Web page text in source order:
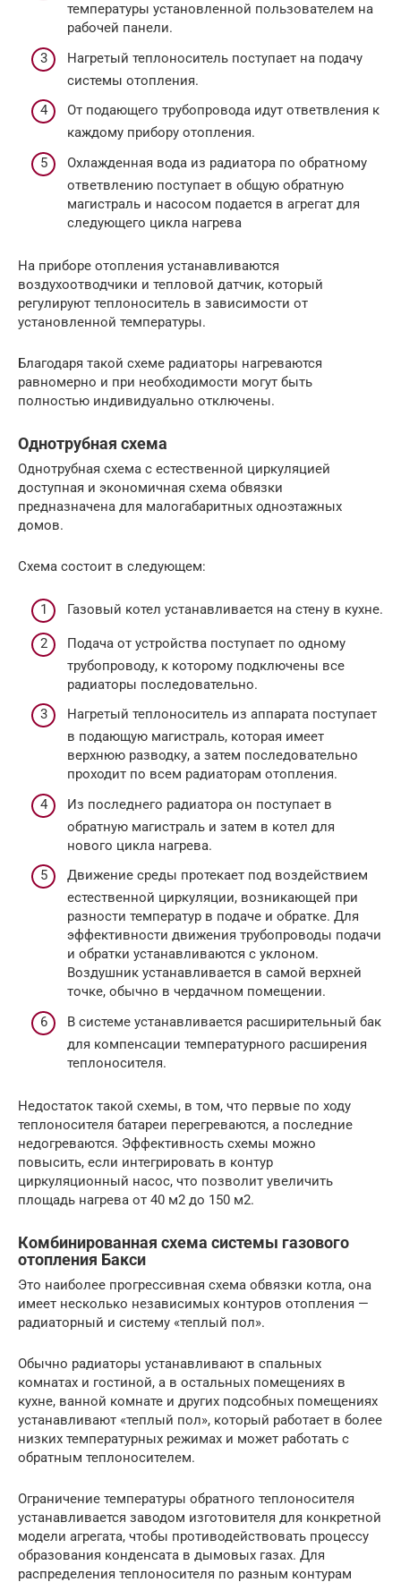
температуры установленной пользователем на
рабочей панели.
Нагретый теплоноситель поступает на подачу
системы отопления.
От подающего трубопровода идут ответвления к
каждому прибору отопления.
Охлажденная вода из радиатора по обратному
ответвлению поступает в общую обратную
магистраль и насосом подается в агрегат для
следующего цикла нагрева
На приборе отопления устанавливаются
воздухоотводчики и тепловой датчик, который
регулируют теплоноситель в зависимости от
установленной температуры.
Благодаря такой схеме радиаторы нагреваются
равномерно и при необходимости могут быть
полностью индивидуально отключены.
Однотрубная схема
Однотрубная схема с естественной циркуляцией
доступная и экономичная схема обвязки
предназначена для малогабаритных одноэтажных
домов.
Схема состоит в следующем:
Газовый котел устанавливается на стену в кухне.
Подача от устройства поступает по одному
трубопроводу, к которому подключены все
радиаторы последовательно.
Нагретый теплоноситель из аппарата поступает
в подающую магистраль, которая имеет
верхнюю разводку, а затем последовательно
проходит по всем радиаторам отопления.
Из последнего радиатора он поступает в
обратную магистраль и затем в котел для
нового цикла нагрева.
Движение среды протекает под воздействием
естественной циркуляции, возникающей при
разности температур в подаче и обратке. Для
эффективности движения трубопроводы подачи
и обратки устанавливаются с уклоном.
Воздушник устанавливается в самой верхней
точке, обычно в чердачном помещении.
В системе устанавливается расширительный бак
для компенсации температурного расширения
теплоносителя.
Недостаток такой схемы, в том, что первые по ходу
теплоносителя батареи перегреваются, а последние
недогреваются. Эффективность схемы можно
повысить, если интегрировать в контур
циркуляционный насос, что позволит увеличить
площадь нагрева от 40 м2 до 150 м2.
Комбинированная схема системы газового
отопления Бакси
Это наиболее прогрессивная схема обвязки котла, она
имеет несколько независимых контуров отопления —
радиаторный и систему «теплый пол».
Обычно радиаторы устанавливают в спальных
комнатах и гостиной, а в остальных помещениях в
кухне, ванной комнате и других подсобных помещениях
устанавливают «теплый пол», который работает в более
низких температурных режимах и может работать с
обратным теплоносителем.
Ограничение температуры обратного теплоносителя
устанавливается заводом изготовителя для конкретной
модели агрегата, чтобы противодействовать процессу
образования конденсата в дымовых газах. Для
распределения теплоносителя по разным контурам